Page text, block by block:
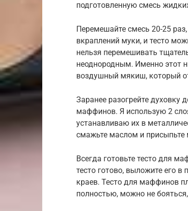
подготовленную смесь
Перемешайте смесь 20-25
вкраплений муки, и тесто
нельзя перемешивать
неоднородным. Именно этот
воздушный мякиш, который
Заранее разогрейте духовку
маффинов. Я использую 2
устанавливаю их в
смажьте маслом и
Всегда готовьте тесто для
тесто готово, выложите его
краев. Тесто для маффинов
полностью, можно не